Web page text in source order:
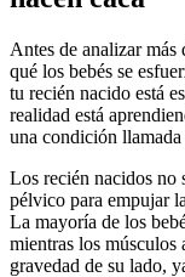
Antes de analizar
qué los bebés se
tu recién nacido está
realidad está
una condición
Los recién nacidos no
pélvico para empujar
La mayoría de los
mientras los músculos
gravedad de su lado,